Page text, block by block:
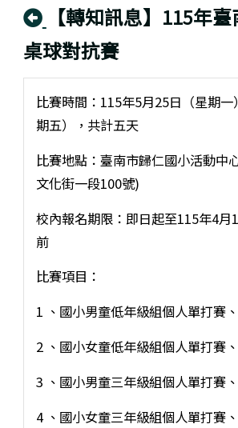
回上頁
【轉知訊息】115年
桌球對抗賽
比賽時間：115年5月25日（星期一
期五），共計五天
比賽地點：臺南市歸仁國小活動中
文化街一段100號)
校內報名期限：即日起至115年4月
前
比賽項目：
1 、國小男童低年級組個人單打賽
2 、國小女童低年級組個人單打賽
3 、國小男童三年級組個人單打賽
4 、國小女童三年級組個人單打賽